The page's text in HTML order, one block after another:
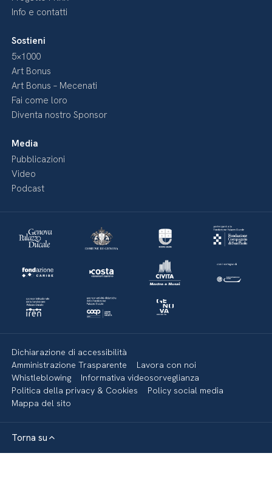
Info e contatti
Sostieni
5×1000
Art Bonus
Art Bonus – Mecenati
Fai come loro
Diventa nostro Sponsor
Media
Pubblicazioni
Video
Podcast
Dichiarazione di accessibilità
Amministrazione Trasparente
Lavora con noi
Whistleblowing
Informativa videosorveglianza
Politica della privacy & Cookies
Policy social media
Mappa del sito
Torna su